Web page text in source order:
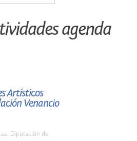
agenda
Artísticos
Venancio
Diputación de